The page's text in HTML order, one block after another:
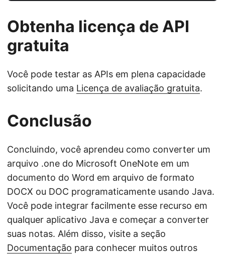
Obtenha licença de API
gratuita
Você pode testar as APIs em plena capacidade
solicitando uma Licença de avaliação gratuita.
Conclusão
Concluindo, você aprendeu como converter um
arquivo .one do Microsoft OneNote em um
documento do Word em arquivo de formato
DOCX ou DOC programaticamente usando Java.
Você pode integrar facilmente esse recurso em
qualquer aplicativo Java e começar a converter
suas notas. Além disso, visite a seção
Documentação para conhecer muitos outros